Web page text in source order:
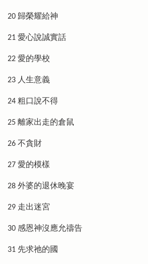
20 歸榮耀給神
21 愛心說誠實話
22 愛的學校
23 人生意義
24 粗口說不得
25 離家出走的倉鼠
26 不貪財
27 愛的模樣
28 外婆的退休晚宴
29 走出迷宮
30 感恩神沒應允禱告
31 先求祂的國